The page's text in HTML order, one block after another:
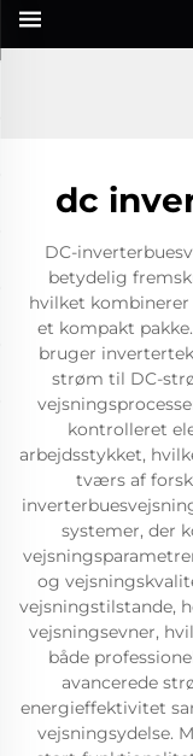
dc
DC-
betydelig
hvilket
et kompakt
bruger
strøm til DC-
kontrolleret
arbejdsstykket,
tværs af
systemer, der
og
vejsningstilstande,
vejsningsevner,
både
avancerede
energieffektivitet
vejsningsydelse.